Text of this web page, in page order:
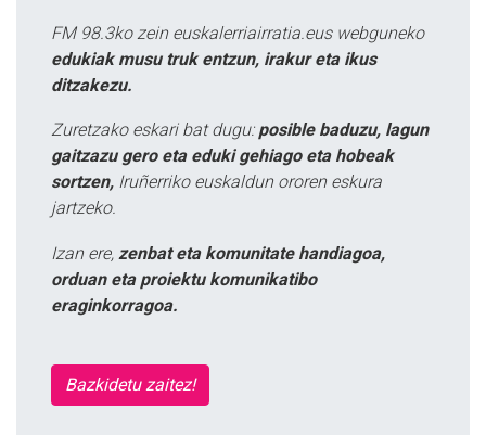
FM 98.3ko zein euskalerriairratia.eus webguneko
edukiak musu truk entzun, irakur eta ikus
ditzakezu.
Zuretzako eskari bat dugu: posible baduzu, lagun
gaitzazu gero eta eduki gehiago eta hobeak
sortzen, Iruñerriko euskaldun ororen eskura
jartzeko.
Izan ere, zenbat eta komunitate handiagoa,
orduan eta proiektu komunikatibo
eraginkorragoa.
Bazkidetu zaitez!